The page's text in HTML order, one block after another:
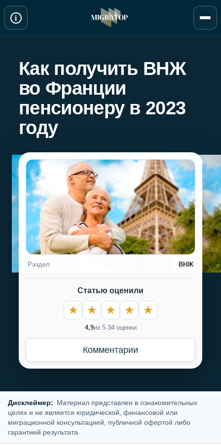
Перейти
i
Как получить ВНЖ
во Франции
пенсионеру в 2023
году
Раздел ВНЖ
Статью оценили
4,9из 5·34 оценки
Комментарии
Дисклеймер: Материал представлен в ознакомительных
целях и не является юридической, финансовой или
миграционной консультацией, публичной офертой либо
гарантией результата.